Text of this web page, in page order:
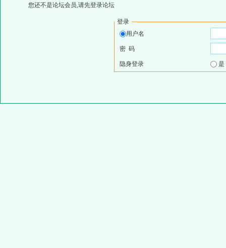
您还不是论坛会员,请先登录论坛
登录
用户名
密 码
隐身登录